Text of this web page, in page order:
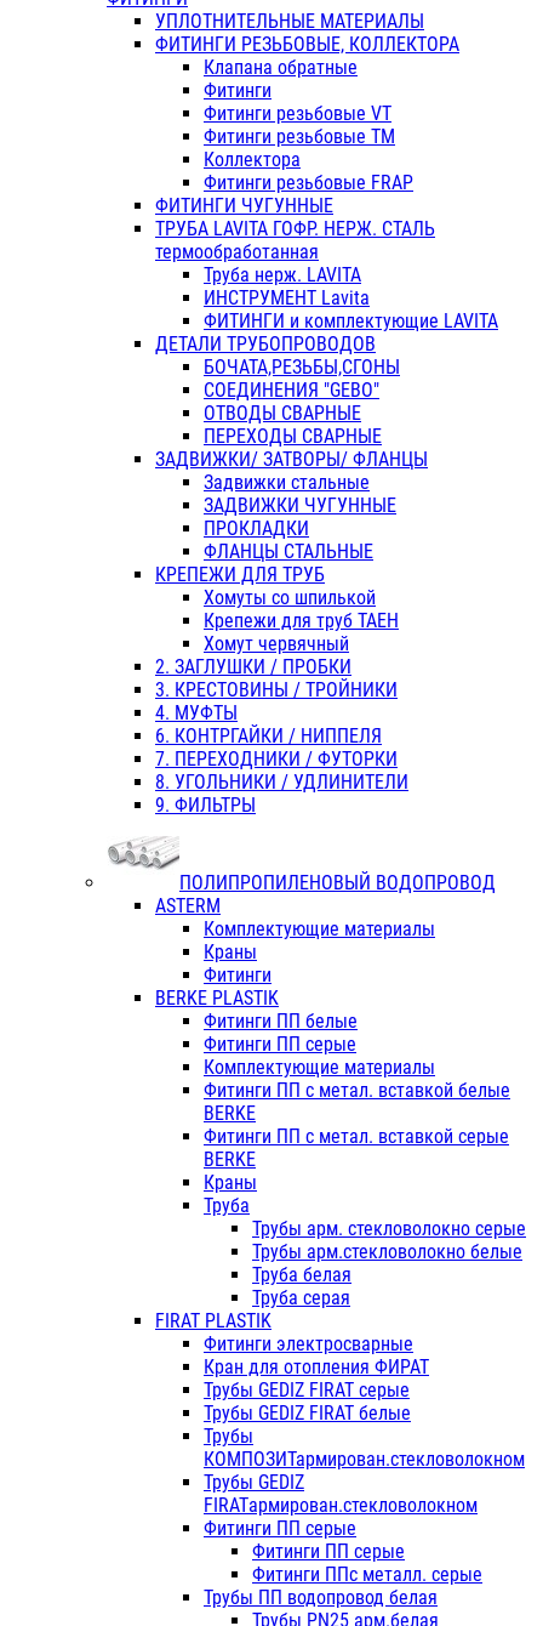
УПЛОТНИТЕЛЬНЫЕ МАТЕРИАЛЫ
ФИТИНГИ РЕЗЬБОВЫЕ, КОЛЛЕКТОРА
Клапана обратные
Фитинги
Фитинги резьбовые VT
Фитинги резьбовые ТМ
Коллектора
Фитинги резьбовые FRAP
ФИТИНГИ ЧУГУННЫЕ
ТРУБА LAVITA ГОФР. НЕРЖ. СТАЛЬ
термообработанная
Труба нерж. LAVITA
ИНСТРУМЕНТ Lavita
ФИТИНГИ и комплектующие LAVITA
ДЕТАЛИ ТРУБОПРОВОДОВ
БОЧАТА,РЕЗЬБЫ,СГОНЫ
СОЕДИНЕНИЯ "GEBO"
ОТВОДЫ СВАРНЫЕ
ПЕРЕХОДЫ СВАРНЫЕ
ЗАДВИЖКИ/ ЗАТВОРЫ/ ФЛАНЦЫ
Задвижки стальные
ЗАДВИЖКИ ЧУГУННЫЕ
ПРОКЛАДКИ
ФЛАНЦЫ СТАЛЬНЫЕ
КРЕПЕЖИ ДЛЯ ТРУБ
Хомуты со шпилькой
Крепежи для труб ТАЕН
Хомут червячный
2. ЗАГЛУШКИ / ПРОБКИ
3. КРЕСТОВИНЫ / ТРОЙНИКИ
4. МУФТЫ
6. КОНТРГАЙКИ / НИППЕЛЯ
7. ПЕРЕХОДНИКИ / ФУТОРКИ
8. УГОЛЬНИКИ / УДЛИНИТЕЛИ
9. ФИЛЬТРЫ
ПОЛИПРОПИЛЕНОВЫЙ ВОДОПРОВОД
ASTERM
Комплектующие материалы
Краны
Фитинги
BERKE PLASTIK
Фитинги ПП белые
Фитинги ПП серые
Комплектующие материалы
Фитинги ПП с метал. вставкой белые
BERKE
Фитинги ПП с метал. вставкой серые
BERKE
Краны
Труба
Трубы арм. стекловолокно серые
Трубы арм.стекловолокно белые
Труба белая
Труба серая
FIRAT PLASTIK
Фитинги электросварные
Кран для отопления ФИРАТ
Трубы GEDIZ FIRAT серые
Трубы GEDIZ FIRAT белые
Трубы
КОМПОЗИТармирован.стекловолокном
Трубы GEDIZ
FIRATармирован.стекловолокном
Фитинги ПП серые
Фитинги ПП серые
Фитинги ППс металл. серые
Трубы ПП водопровод белая
Трубы PN25 арм.белая